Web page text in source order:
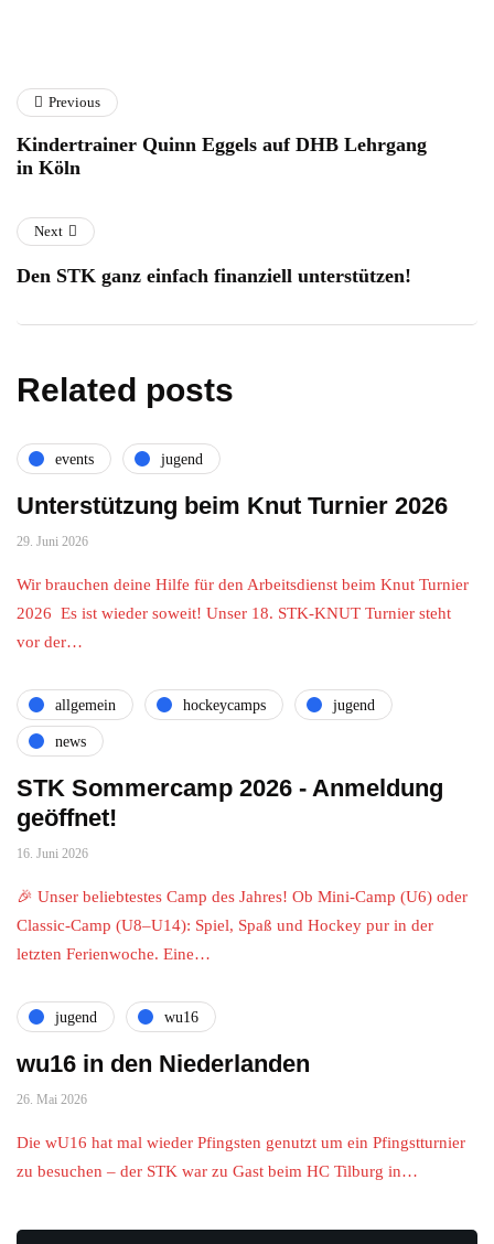
Previous
Kindertrainer Quinn Eggels auf DHB Lehrgang
in Köln
Next
Den STK ganz einfach finanziell unterstützen!
Related posts
events jugend
Unterstützung beim Knut Turnier 2026
29. Juni 2026
Wir brauchen deine Hilfe für den Arbeitsdienst beim Knut Turnier
2026 Es ist wieder soweit! Unser 18. STK-KNUT Turnier steht
vor der…
allgemein hockeycamps jugend
news
STK Sommercamp 2026 - Anmeldung
geöffnet!
16. Juni 2026
🎉 Unser beliebtestes Camp des Jahres! Ob Mini-Camp (U6) oder
Classic-Camp (U8–U14): Spiel, Spaß und Hockey pur in der
letzten Ferienwoche. Eine…
jugend wu16
wu16 in den Niederlanden
26. Mai 2026
Die wU16 hat mal wieder Pfingsten genutzt um ein Pfingstturnier
zu besuchen – der STK war zu Gast beim HC Tilburg in…